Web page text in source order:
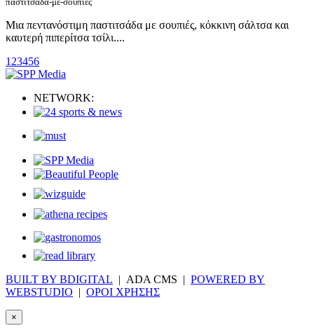
Μια πεντανόστιμη παστιτσάδα με σουπιές, κόκκινη σάλτσα και
καυτερή πιπερίτσα τσίλι....
1 23456
NETWORK:
BUILT BY BDIGITAL | ADA CMS | POWERED BY
WEBSTUDIO | ΟΡΟΙ ΧΡΗΣΗΣ
×